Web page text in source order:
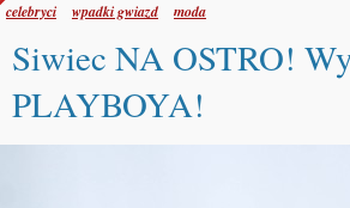
celebryci wpadki gwiazd moda
Siwiec NA OSTRO!
PLAYBOYA!